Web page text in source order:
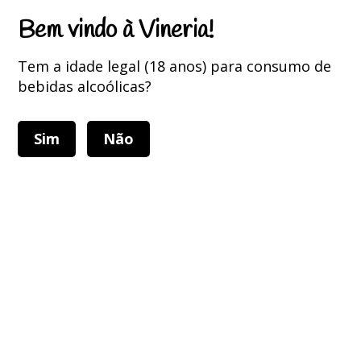
Portes Grátis para encomendas superiores a 75 Euros
Bem vindo à Vineria!
Tem a idade legal (18 anos) para consumo de
bebidas alcoólicas?
Sim Não